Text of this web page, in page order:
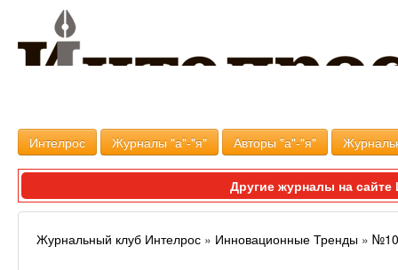
Интелрос Журналы "а"-"я" Авторы "а"-"я"
Другие журналы на
Журнальный клуб Интелрос » Инновационные Тренды »